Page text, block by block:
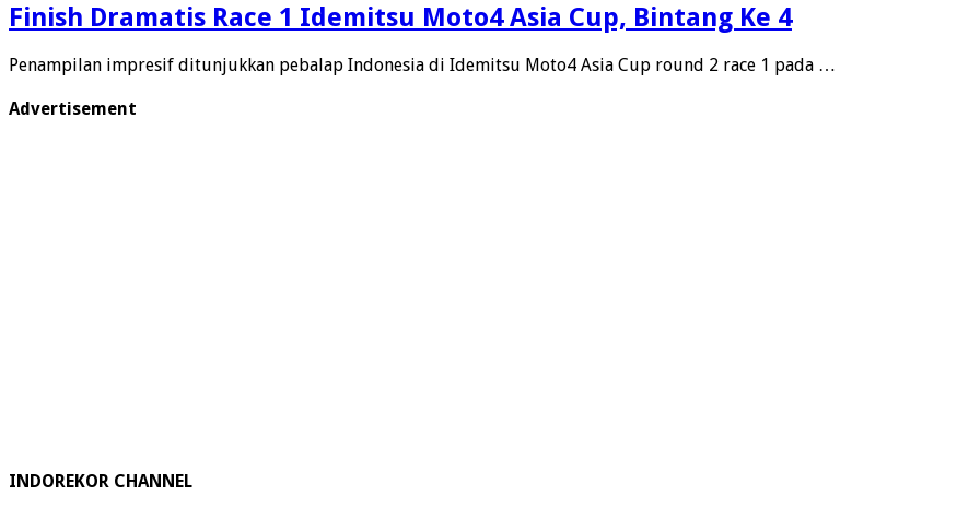
Finish Dramatis Race 1 Idemitsu Moto4 Asia Cup, Bintang Ke 4
Penampilan impresif ditunjukkan pebalap Indonesia di Idemitsu Moto4 Asia Cup round 2 race 1 pada …
Advertisement
INDOREKOR CHANNEL